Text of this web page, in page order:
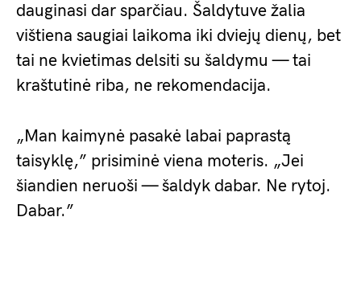
dauginasi dar sparčiau. Šaldytuve žalia
vištiena saugiai laikoma iki dviejų dienų, bet
tai ne kvietimas delsiti su šaldymu — tai
kraštutinė riba, ne rekomendacija.
„Man kaimynė pasakė labai paprastą
taisyklę,” prisiminė viena moteris. „Jei
šiandien neruoši — šaldyk dabar. Ne rytoj.
Dabar.”